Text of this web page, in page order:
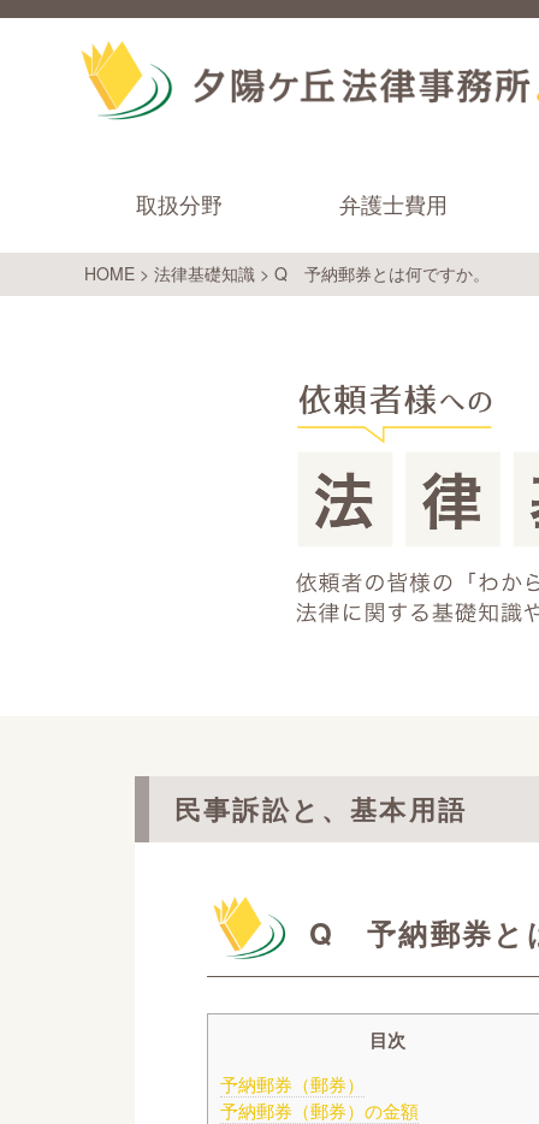
取扱分野 弁護士費用
HOME > 法律基礎知識 > Q 予納郵券とは何ですか。
民事訴訟と、基本用語
Q 予納郵券と
目次
予納郵券（郵券）
予納郵券（郵券）の金額